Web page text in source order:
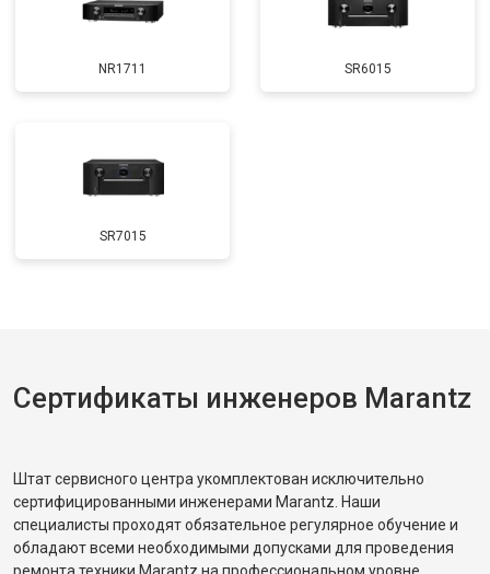
NR1711 SR6015
SR7015
Сертификаты инженеров Marantz
Штат сервисного центра укомплектован исключительно
сертифицированными инженерами Marantz. Наши
специалисты проходят обязательное регулярное обучение и
обладают всеми необходимыми допусками для проведения